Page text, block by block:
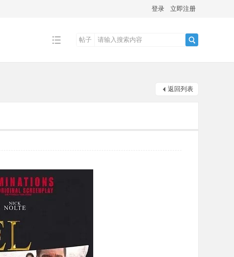
登录 立即注册
帖子
返回列表